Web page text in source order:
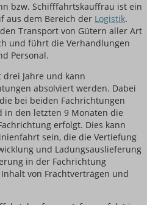
bzw. Schifffahrtskauffrau ist ein
aus dem Bereich der Logistik.
Transport von Gütern aller Art
und führt die Verhandlungen
Personal.
Jahre und kann
absolviert werden. Dabei
bei beiden Fachrichtungen
in den letzten 9 Monaten die
erfolgt. Dies kann
sein, die die Vertiefung
und Ladungsauslieferung
in der Fachrichtung
von Frachtverträgen und